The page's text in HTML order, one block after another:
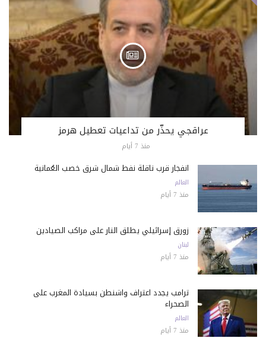
عراقجي يحذّر من تداعيات تعطيل هرمز
منذ 7 أيام
انفجار قرب ناقلة نفط شمال شرق خصب العُمانية
العالم
منذ 7 أيام
زورق إسرائيلي يطلق النار على مراكب الصيادين
لبنان
منذ 7 أيام
ترامب يجدد اعتراف واشنطن بسيادة المغرب على
الصحراء
العالم
منذ 7 أيام